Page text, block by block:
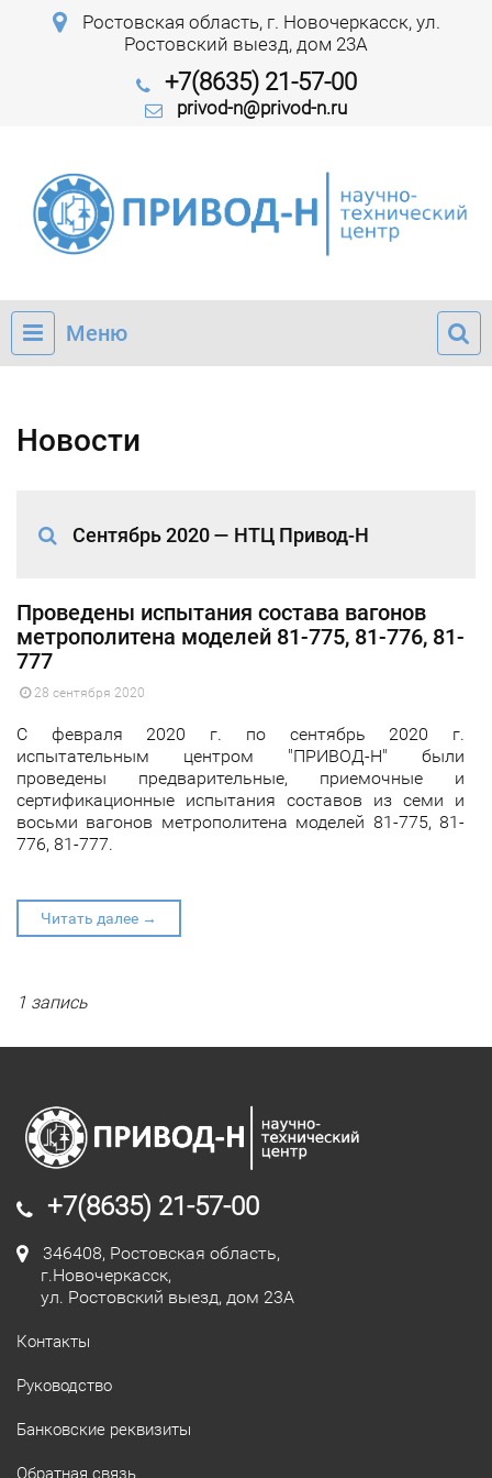
Ростовская область, г. Новочеркасск, ул.
Ростовский выезд, дом 23А
+7(8635) 21-57-00
privod-n@privod-n.ru
Меню
Новости
Сентябрь 2020 — НТЦ Привод-Н
Проведены испытания состава вагонов
метрополитена моделей 81-775, 81-776, 81-
777
28 сентября 2020
С февраля 2020 г. по сентябрь 2020 г.
испытательным центром "ПРИВОД-Н" были
проведены предварительные, приемочные и
сертификационные испытания составов из семи и
восьми вагонов метрополитена моделей 81-775, 81-
776, 81-777.
Читать далее →
1 запись
+7(8635) 21-57-00
346408, Ростовская область,
г.Новочеркасск,
ул. Ростовский выезд, дом 23А
Контакты
Руководство
Банковские реквизиты
Обратная связь